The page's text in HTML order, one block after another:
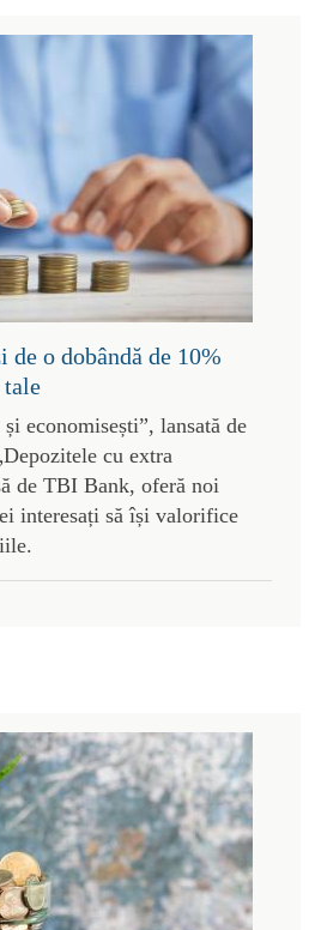
de o dobândă de 10%
economisești”, lansată de
cu extra
de TBI Bank, oferă noi
interesați să își valorifice